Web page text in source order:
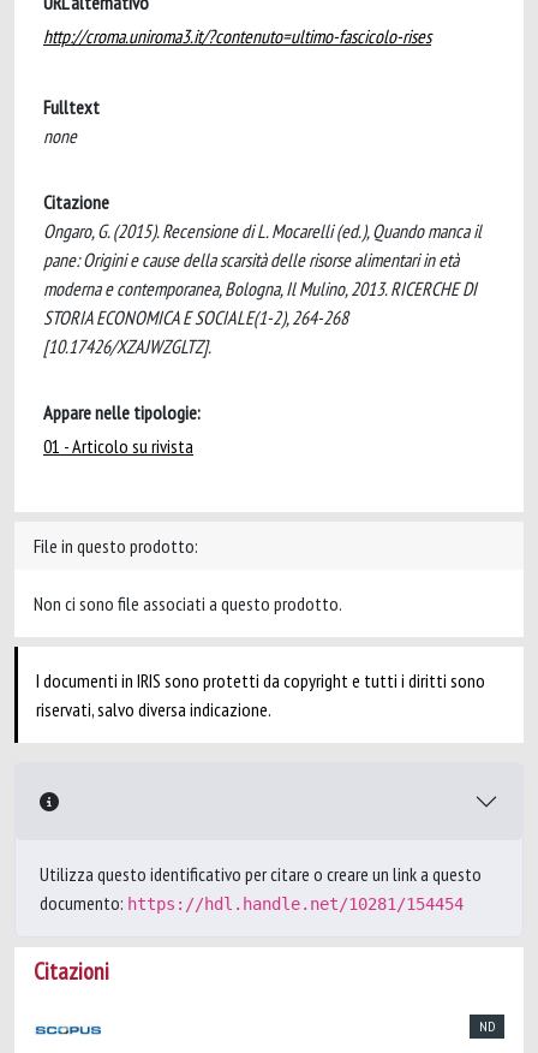
http://croma.uniroma3.it/?contenuto=ultimo-fascicolo-rises
Fulltext
none
Citazione
Ongaro, G. (2015). Recensione di L. Mocarelli (ed.), Quando manca il
pane: Origini e cause della scarsità delle risorse alimentari in età
moderna e contemporanea, Bologna, Il Mulino, 2013. RICERCHE DI
STORIA ECONOMICA E SOCIALE(1-2), 264-268
[10.17426/XZAJWZGLTZ].
Appare nelle tipologie:
01 - Articolo su rivista
File in questo prodotto:
Non ci sono file associati a questo prodotto.
I documenti in IRIS sono protetti da copyright e tutti i diritti sono
riservati, salvo diversa indicazione.
Utilizza questo identificativo per citare o creare un link a questo
documento: https://hdl.handle.net/10281/154454
Citazioni
ND